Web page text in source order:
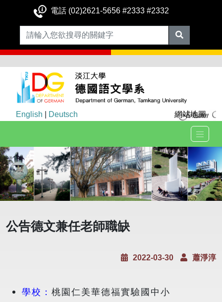
電話 (02)2621-5656 #2333 #2332
English Deutsch 網站地圖
公告德文兼任老師職缺
2022-03-30 蕭淨淳
學校： 桃園仁美華德福實驗國中小